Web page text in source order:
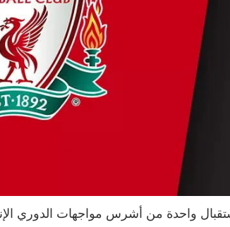
“آنفيلد” التاريخي أبوابه مساء غدٍ السبت، 31 يناير 2026، لاستقبال واحدة